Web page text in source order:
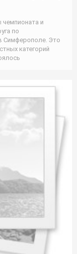
и
по
Симферополе. Это
категорий